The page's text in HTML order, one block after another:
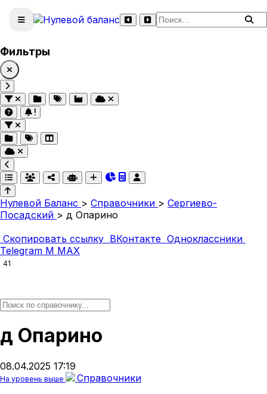
Поиск по сайту
Фильтры
Нулевой Баланс > Справочники > Сергиево-
Посадский > д Опарино
Скопировать ссылку ВКонтакте Одноклассники
Telegram M MAX
41
д Опарино
08.04.2025 17:19
На уровень выше Справочники